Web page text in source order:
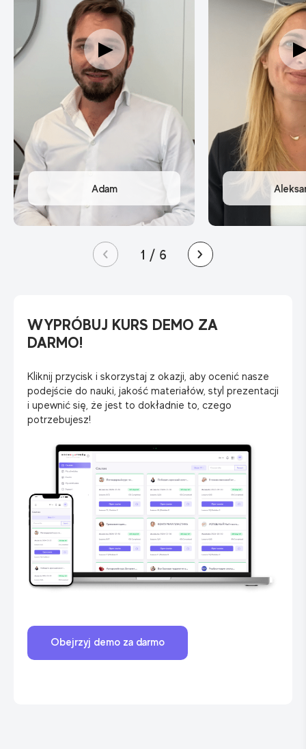
1 / 6
WYPRÓBUJ KURS DEMO ZA
DARMO!
Kliknij przycisk i skorzystaj z okazji, aby ocenić nasze
podejście do nauki, jakość materiałów, styl prezentacji
i upewnić się, że jest to dokładnie to, czego
potrzebujesz!
Obejrzyj demo za darmo